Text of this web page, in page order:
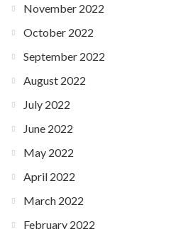
November 2022
October 2022
September 2022
August 2022
July 2022
June 2022
May 2022
April 2022
March 2022
February 2022